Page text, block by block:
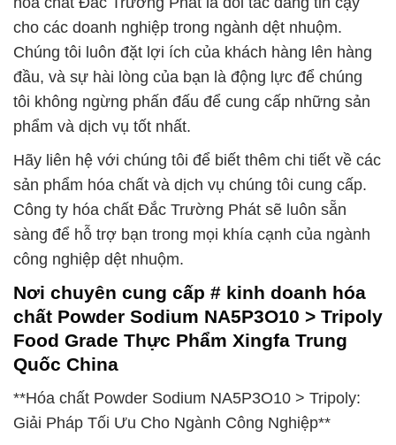
cho các doanh nghiệp trong ngành dệt nhuộm.
Chúng tôi luôn đặt lợi ích của khách hàng lên hàng
đầu, và sự hài lòng của bạn là động lực để chúng
tôi không ngừng phấn đấu để cung cấp những sản
phẩm và dịch vụ tốt nhất.
Hãy liên hệ với chúng tôi để biết thêm chi tiết về các
sản phẩm hóa chất và dịch vụ chúng tôi cung cấp.
Công ty hóa chất Đắc Trường Phát sẽ luôn sẵn
sàng để hỗ trợ bạn trong mọi khía cạnh của ngành
công nghiệp dệt nhuộm.
Nơi chuyên cung cấp # kinh doanh hóa
chất Powder Sodium NA5P3O10 > Tripoly
Food Grade Thực Phẩm Xingfa Trung
Quốc China
**Hóa chất Powder Sodium NA5P3O10 > Tripoly:
Giải Pháp Tối Ưu Cho Ngành Công Nghiệp**